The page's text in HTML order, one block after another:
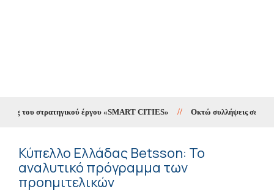
του στρατηγικού έργου «SMART CITIES» // Οκτώ συλλήψεις σε δέκα
Κύπελλο Ελλάδας Betsson: Το
αναλυτικό πρόγραμμα των
προημιτελικών